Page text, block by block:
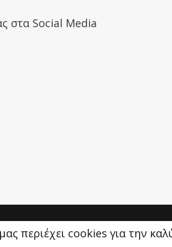
στα Social Media
περιέχει cookies για την